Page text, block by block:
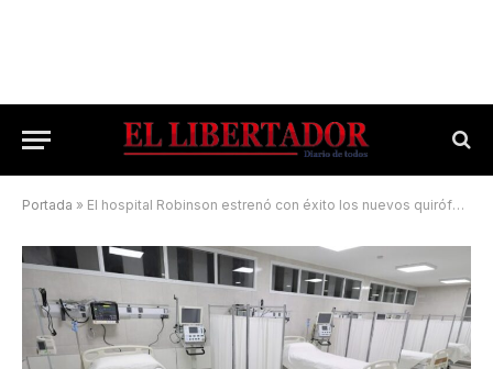
Portada » El hospital Robinson estrenó con éxito los nuevos quirófanos